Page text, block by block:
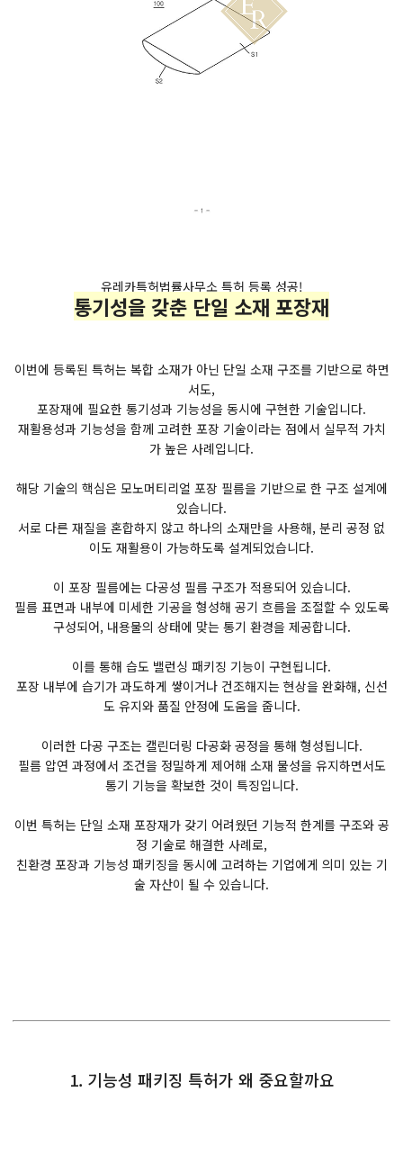
유레카특허법률사무소 특허 등록 성공!
통기성을 갖춘 단일 소재 포장재
이번에 등록된 특허는 복합 소재가 아닌 단일 소재 구조를 기반으로 하면
서도,
포장재에 필요한 통기성과 기능성을 동시에 구현한 기술입니다.
재활용성과 기능성을 함께 고려한 포장 기술이라는 점에서 실무적 가치
가 높은 사례입니다.
해당 기술의 핵심은 모노머티리얼 포장 필름을 기반으로 한 구조 설계에
있습니다.
서로 다른 재질을 혼합하지 않고 하나의 소재만을 사용해, 분리 공정 없
이도 재활용이 가능하도록 설계되었습니다.
이 포장 필름에는 다공성 필름 구조가 적용되어 있습니다.
필름 표면과 내부에 미세한 기공을 형성해 공기 흐름을 조절할 수 있도록
구성되어, 내용물의 상태에 맞는 통기 환경을 제공합니다.
이를 통해 습도 밸런싱 패키징 기능이 구현됩니다.
포장 내부에 습기가 과도하게 쌓이거나 건조해지는 현상을 완화해, 신선
도 유지와 품질 안정에 도움을 줍니다.
이러한 다공 구조는 캘린더링 다공화 공정을 통해 형성됩니다.
필름 압연 과정에서 조건을 정밀하게 제어해 소재 물성을 유지하면서도
통기 기능을 확보한 것이 특징입니다.
이번 특허는 단일 소재 포장재가 갖기 어려웠던 기능적 한계를 구조와 공
정 기술로 해결한 사례로,
친환경 포장과 기능성 패키징을 동시에 고려하는 기업에게 의미 있는 기
술 자산이 될 수 있습니다.
1. 기능성 패키징 특허가 왜 중요할까요